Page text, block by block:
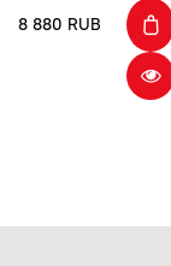
8 880 RUB